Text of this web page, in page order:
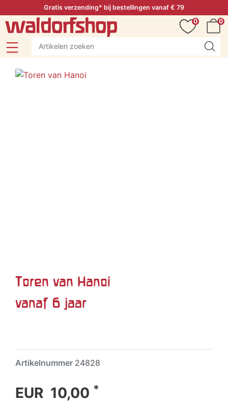
Gratis verzending* bij bestellingen vanaf € 79
0
0
Toren van Hanoi
vanaf 6 jaar
Artikelnummer 24828
EUR 10,00 *